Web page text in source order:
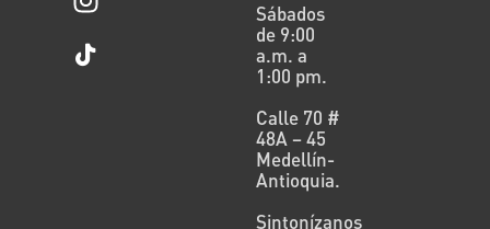
Sábados
de 9:00
a.m. a
1:00 pm.
Calle 70 #
48A – 45
Medellín-
Antioquia.
Sintonízanos